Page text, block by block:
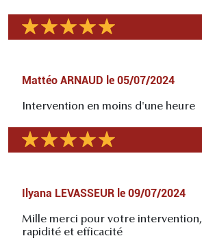
Mattéo ARNAUD le 05/07/2024
Intervention en moins d'une heure
Ilyana LEVASSEUR le 09/07/2024
Mille merci pour votre intervention,
rapidité et efficacité